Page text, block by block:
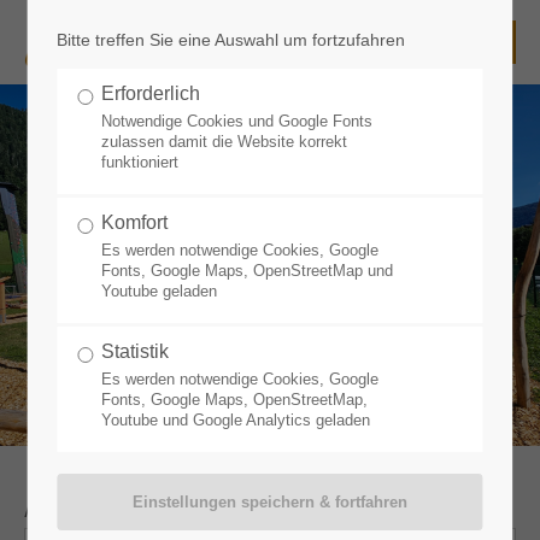
Benutzername
Passwort
Anmelden
Support
Anreise
Bitte treffen Sie eine Auswahl um fortzufahren
Erforderlich
Notwendige Cookies und Google Fonts
zulassen damit die Website korrekt
funktioniert
Komfort
Es werden notwendige Cookies, Google
Fonts, Google Maps, OpenStreetMap und
Youtube geladen
Statistik
Es werden notwendige Cookies, Google
Fonts, Google Maps, OpenStreetMap,
Youtube und Google Analytics geladen